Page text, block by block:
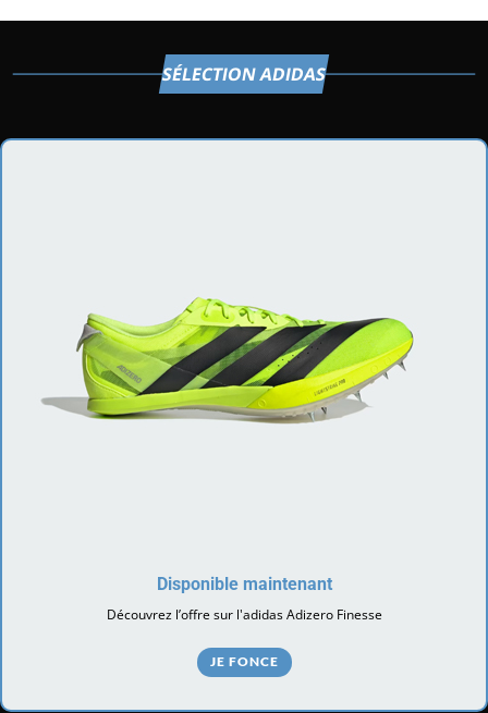
SÉLECTION ADIDAS
Disponible maintenant
Découvrez l’offre sur l'adidas Adizero Finesse
JE FONCE